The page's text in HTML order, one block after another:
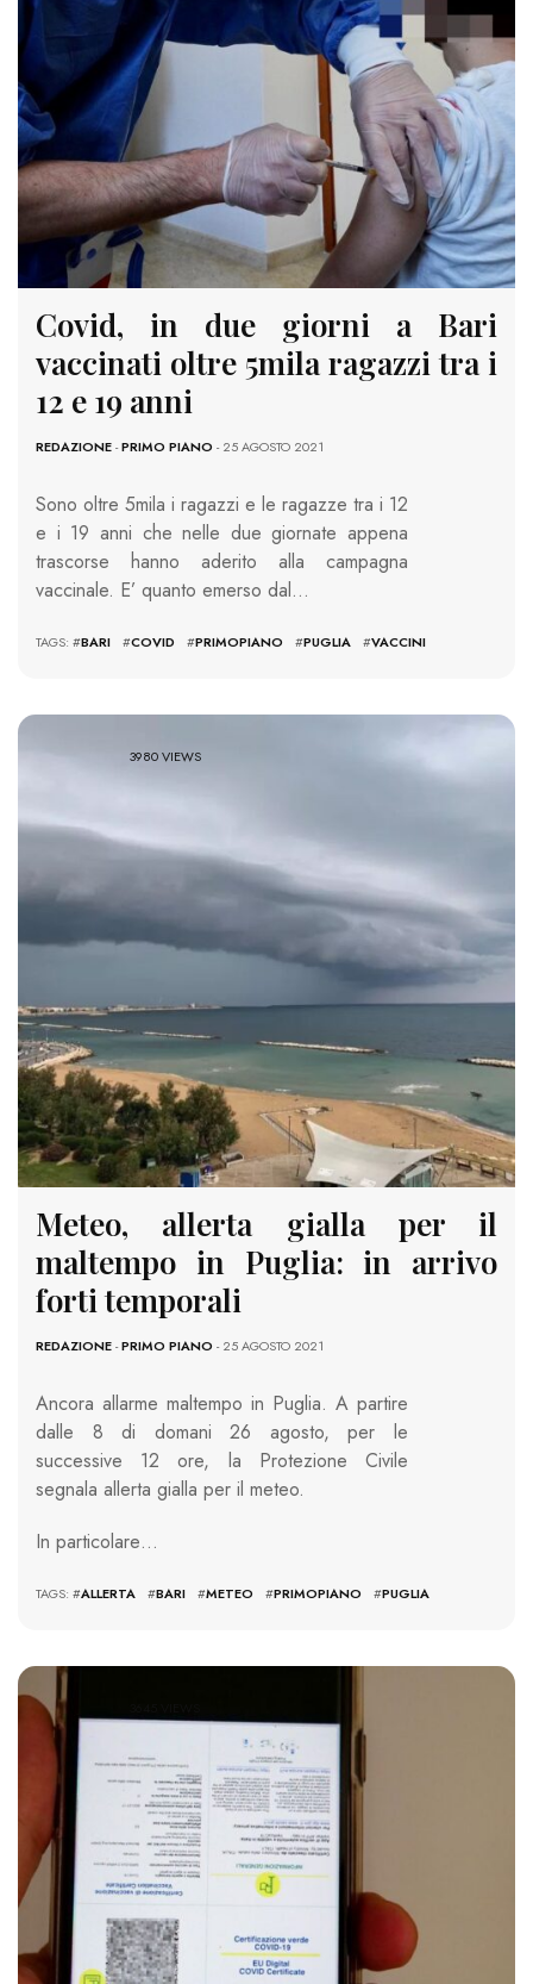
Covid, in due giorni a Bari
vaccinati oltre 5mila ragazzi tra i
12 e 19 anni
REDAZIONE-PRIMO PIANO - 25 AGOSTO 2021
Sono oltre 5mila i ragazzi e le ragazze tra i 12
e i 19 anni che nelle due giornate appena
trascorse hanno aderito alla campagna
vaccinale. E’ quanto emerso dal…
TAGS: #BARI #COVID #PRIMOPIANO #PUGLIA #VACCINI
3980 VIEWS
Meteo, allerta gialla per il
maltempo in Puglia: in arrivo
forti temporali
REDAZIONE-PRIMO PIANO - 25 AGOSTO 2021
Ancora allarme maltempo in Puglia. A partire
dalle 8 di domani 26 agosto, per le
successive 12 ore, la Protezione Civile
segnala allerta gialla per il meteo.
In particolare…
TAGS: #ALLERTA #BARI #METEO #PRIMOPIANO #PUGLIA